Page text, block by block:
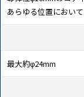
あらゆる位置にお
最大約φ24mm